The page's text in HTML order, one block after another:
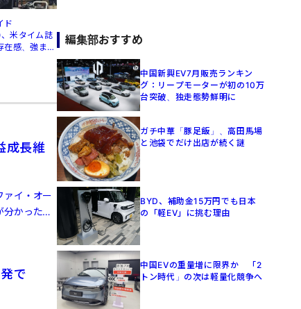
ド
米タイム誌
感、強まる
成長維
ァイ・オー
かった。
で
編集部おすすめ
中国新興EV7月販売ランキン
グ：リープモーターが初の10万
台突破、独走態勢鮮明に
ガチ中華「豚足飯」、高田馬場
と池袋でだけ出店が続く謎
BYD、補助金15万円でも日本
の「軽EV」に挑む理由
中国EVの重量増に限界か 「2
トン時代」の次は軽量化競争へ